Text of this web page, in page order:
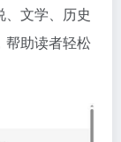
文学、历史
帮助读者轻松